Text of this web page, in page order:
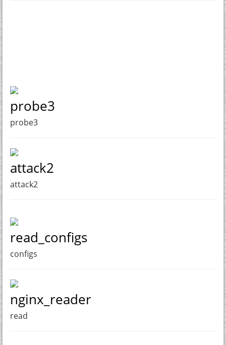
probe3
probe3
attack2
attack2
read_configs
configs
nginx_reader
read